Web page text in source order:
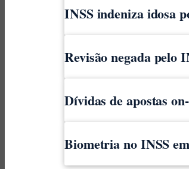
INSS indeniza idosa
Revisão negada pelo
Dívidas de apostas
Biometria no INSS